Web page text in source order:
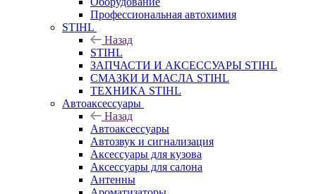
Профессиональная автохимия
STIHL
Назад
STIHL
ЗАПЧАСТИ И АКСЕССУАРЫ STIHL
СМАЗКИ И МАСЛА STIHL
ТЕХНИКА STIHL
Автоаксессуары
Назад
Автоаксессуары
Автозвук и сигнализация
Аксессуары для кузова
Аксессуары для салона
Антенны